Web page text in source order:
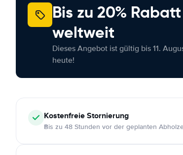
Bis zu 20%
weltweit
Dieses Angebot ist gültig bis 11.
heute!
KostenfreieStornierung
Bis zu 48 Stunden vor der geplanten